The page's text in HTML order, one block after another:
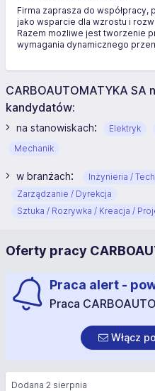
Firma zaprasza do
jako wsparcie dla wzrostu i
Razem możliwe jest tworzenie
wymagania dynamicznego
CARBOAUTOMATYKA SA
kandydatów:
na stanowiskach: Elektryk
Mechanik
w branżach:
Inżynieria /
Zarządzanie / Dyrekcja
Sztuka / Rozrywka / Kreacja /
Oferty pracy
Praca alert -
Praca
Włącz
Dodana 2 sierpnia